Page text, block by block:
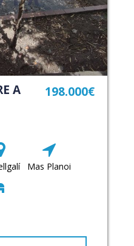
A
198.000€
Mas Planoi